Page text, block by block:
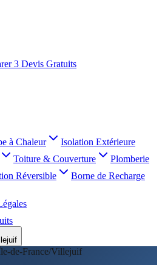
3 Devis Gratuits
à Chaleur
Isolation Extérieure
Toiture & Couverture
Plomberie
Réversible
Borne de Recharge
de-France/Villejuif